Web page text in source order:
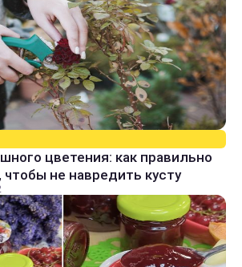
цветения: как правильно
чтобы не навредить кусту